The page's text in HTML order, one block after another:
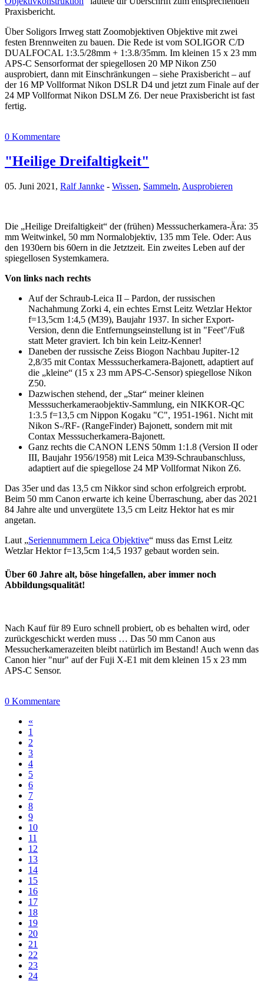
Praxisbericht.
Über Soligors Irrweg statt Zoomobjektiven Objektive mit zwei
festen Brennweiten zu bauen. Die Rede ist vom SOLIGOR C/D
DUALFOCAL 1:3.5/28mm + 1:3.8/35mm. Im kleinen 15 x 23 mm
APS-C Sensorformat der spiegellosen 20 MP Nikon Z50
ausprobiert, dann mit Einschränkungen – siehe Praxisbericht – auf
der 16 MP Vollformat Nikon DSLR D4 und jetzt zum Finale auf der
24 MP Vollformat Nikon DSLM Z6. Der neue Praxisbericht ist fast
fertig.
0 Kommentare
"Heilige Dreifaltigkeit"
05. Juni 2021, Ralf Jannke - Wissen, Sammeln, Ausprobieren
Die „Heilige Dreifaltigkeit“ der (frühen) Messsucherkamera-Ära: 35
mm Weitwinkel, 50 mm Normalobjektiv, 135 mm Tele. Oder: Aus
den 1930ern bis 60ern in die Jetztzeit. Ein zweites Leben auf der
spiegellosen Systemkamera.
Von links nach rechts
Auf der Schraub-Leica II – Pardon, der russischen
Nachahmung Zorki 4, ein echtes Ernst Leitz Wetzlar Hektor
f=13,5cm 1:4,5 (M39), Baujahr 1937. In sicher Export-
Version, denn die Entfernungseinstellung ist in "Feet"/Fuß
statt Meter graviert. Ich bin kein Leitz-Kenner!
Daneben der russische Zeiss Biogon Nachbau Jupiter-12
2,8/35 mit Contax Messsucherkamera-Bajonett, adaptiert auf
die „kleine“ (15 x 23 mm APS-C-Sensor) spiegellose Nikon
Z50.
Dazwischen stehend, der „Star“ meiner kleinen
Messsucherkameraobjektiv-Sammlung, ein NIKKOR-QC
1:3.5 f=13,5 cm Nippon Kogaku "C", 1951-1961. Nicht mit
Nikon S-/RF- (RangeFinder) Bajonett, sondern mit mit
Contax Messsucherkamera-Bajonett.
Ganz rechts die CANON LENS 50mm 1:1.8 (Version II oder
III, Baujahr 1956/1958) mit Leica M39-Schraubanschluss,
adaptiert auf die spiegellose 24 MP Vollformat Nikon Z6.
Das 35er und das 13,5 cm Nikkor sind schon erfolgreich erprobt.
Beim 50 mm Canon erwarte ich keine Überraschung, aber das 2021
84 Jahre alte und unvergütete 13,5 cm Leitz Hektor hat es mir
angetan.
Laut „Seriennummern Leica Objektive“ muss das Ernst Leitz
Wetzlar Hektor f=13,5cm 1:4,5 1937 gebaut worden sein.
Über 60 Jahre alt, böse hingefallen, aber immer noch
Abbildungsqualität!
Nach Kauf für 89 Euro schnell probiert, ob es behalten wird, oder
zurückgeschickt werden muss … Das 50 mm Canon aus
Messucherkamerazeiten bleibt natürlich im Bestand! Auch wenn das
Canon hier "nur" auf der Fuji X-E1 mit dem kleinen 15 x 23 mm
APS-C Sensor.
0 Kommentare
«
1
2
3
4
5
6
7
8
9
10
11
12
13
14
15
16
17
18
19
20
21
22
23
24